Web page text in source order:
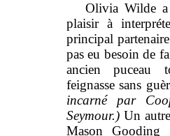
Olivia Wilde a
plaisir à
principal
pas eu besoin de
ancien puceau
feignasse sans
incarné par
Seymour.) Un
Mason Gooding